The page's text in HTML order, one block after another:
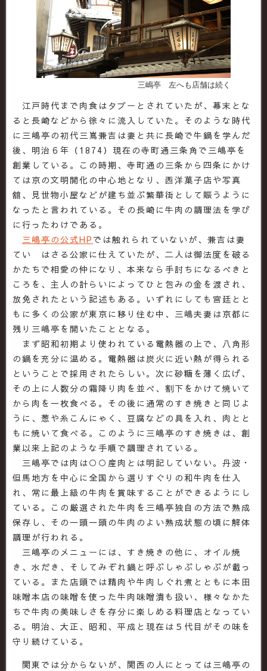
三嶋亭 左へも店舗は続く
江戸時代まで肉食はタブーとされていたが、幕末とな
ると長崎などから徐々に流入していた。そのような時代
に三嶋亭の初代三嶌兼吉は妻と共に長崎で牛鍋を学んだ
後、明治６年（1874）現在の寺町通三条角で三嶋亭を
創業している。この時期、寺町通の三条から四条にかけ
ては京の文明開化の中心地となり、西洋菓子店や写真
舘、見世物小屋などが建ち並ぶ繁華街として賑うように
なったと言われている。その長崎に牛肉の調理法を学び
に行ったわけである。
三嶋亭の公式HP では触れられていないが、兼吉は妻
てい はさる公家に仕えていたが、二人は御法度を破る
かたちで相愛の仲になり、本来なら手討ちになるべきと
ころを、主人の計らいによってひと包みの金を渡され、
放免されたという記述もある。いずれにしても宮廷とと
もに多くの公家が東京に移り住む中、三嶋夫妻は京都に
残り三嶋亭を開いたこととなる。
まず昭和初期より使われている電熱器の上で、八角形
の鍋を充分に温める。電熱器は炭火に近い熱が得られる
ということで採用されたらしい。次に砂糖を薄く広げ、
その上に人数分の霜降り肉を並べ、割下をかけて焼いて
から肉を一枚食べる。その後に通常のすき焼きと同じよ
うに、葱や糸こんにゃく、豆腐などの具を入れ、肉とと
もに焼いて食べる。このように三嶋亭のすき焼きは、創
業以来上記のような手順で調理されている。
三嶋亭では肉は○○産肉とは明記していない。丹波・
但馬地方を中心に全国から選りすぐりの和牛肉を仕入
れ、常に最上級の牛肉を賞味することができるようにし
ている。この厳選された牛肉を三嶋亭独自の方法で熟成
保存し、その一頭一頭の牛肉のよい熟成状態の頃に解体
調理が行われる。
三嶋亭のメニューには、すき焼きの他に、オイル焼
き、水だき、そしてみぞれ鍋と呼ぶしゃぶしゃぶが載っ
ている。また店頭では精肉や牛肉しぐれ煮とともに本田
味噌本店の味噌を使った牛肉味噌潰も扱い、様々なかた
ちで牛肉の美味しさを存分に楽しめる料理店となってい
る。明治、大正、昭和、平成と現在は５代目がその味を
守り続けている。
関東では分からないが、関西の人にとっては三嶋亭の